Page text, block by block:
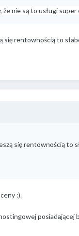
nie są to usługi
się rentownością to
się rentownością to
:).